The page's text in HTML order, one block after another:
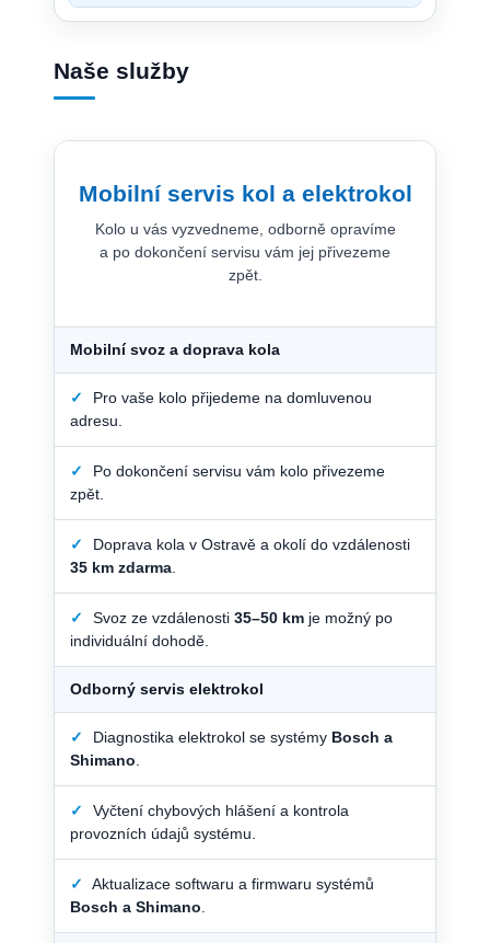
Naše služby
Mobilní servis kol a elektrokol
Kolo u vás vyzvedneme, odborně opravíme
a po dokončení servisu vám jej přivezeme
zpět.
Mobilní svoz a doprava kola
✓
Pro vaše kolo přijedeme na domluvenou
adresu.
✓
Po dokončení servisu vám kolo přivezeme
zpět.
✓
Doprava kola v Ostravě a okolí do vzdálenosti
35 km zdarma
✓ Svoz ze vzdálenosti 35–50 km je možný po
individuální dohodě.
Odborný servis elektrokol
✓ Diagnostika elektrokol se systémy Bosch a
Shimano
✓
Vyčtení chybových hlášení a kontrola
provozních údajů systému.
✓
Aktualizace softwaru a firmwaru systémů
Bosch a Shimano